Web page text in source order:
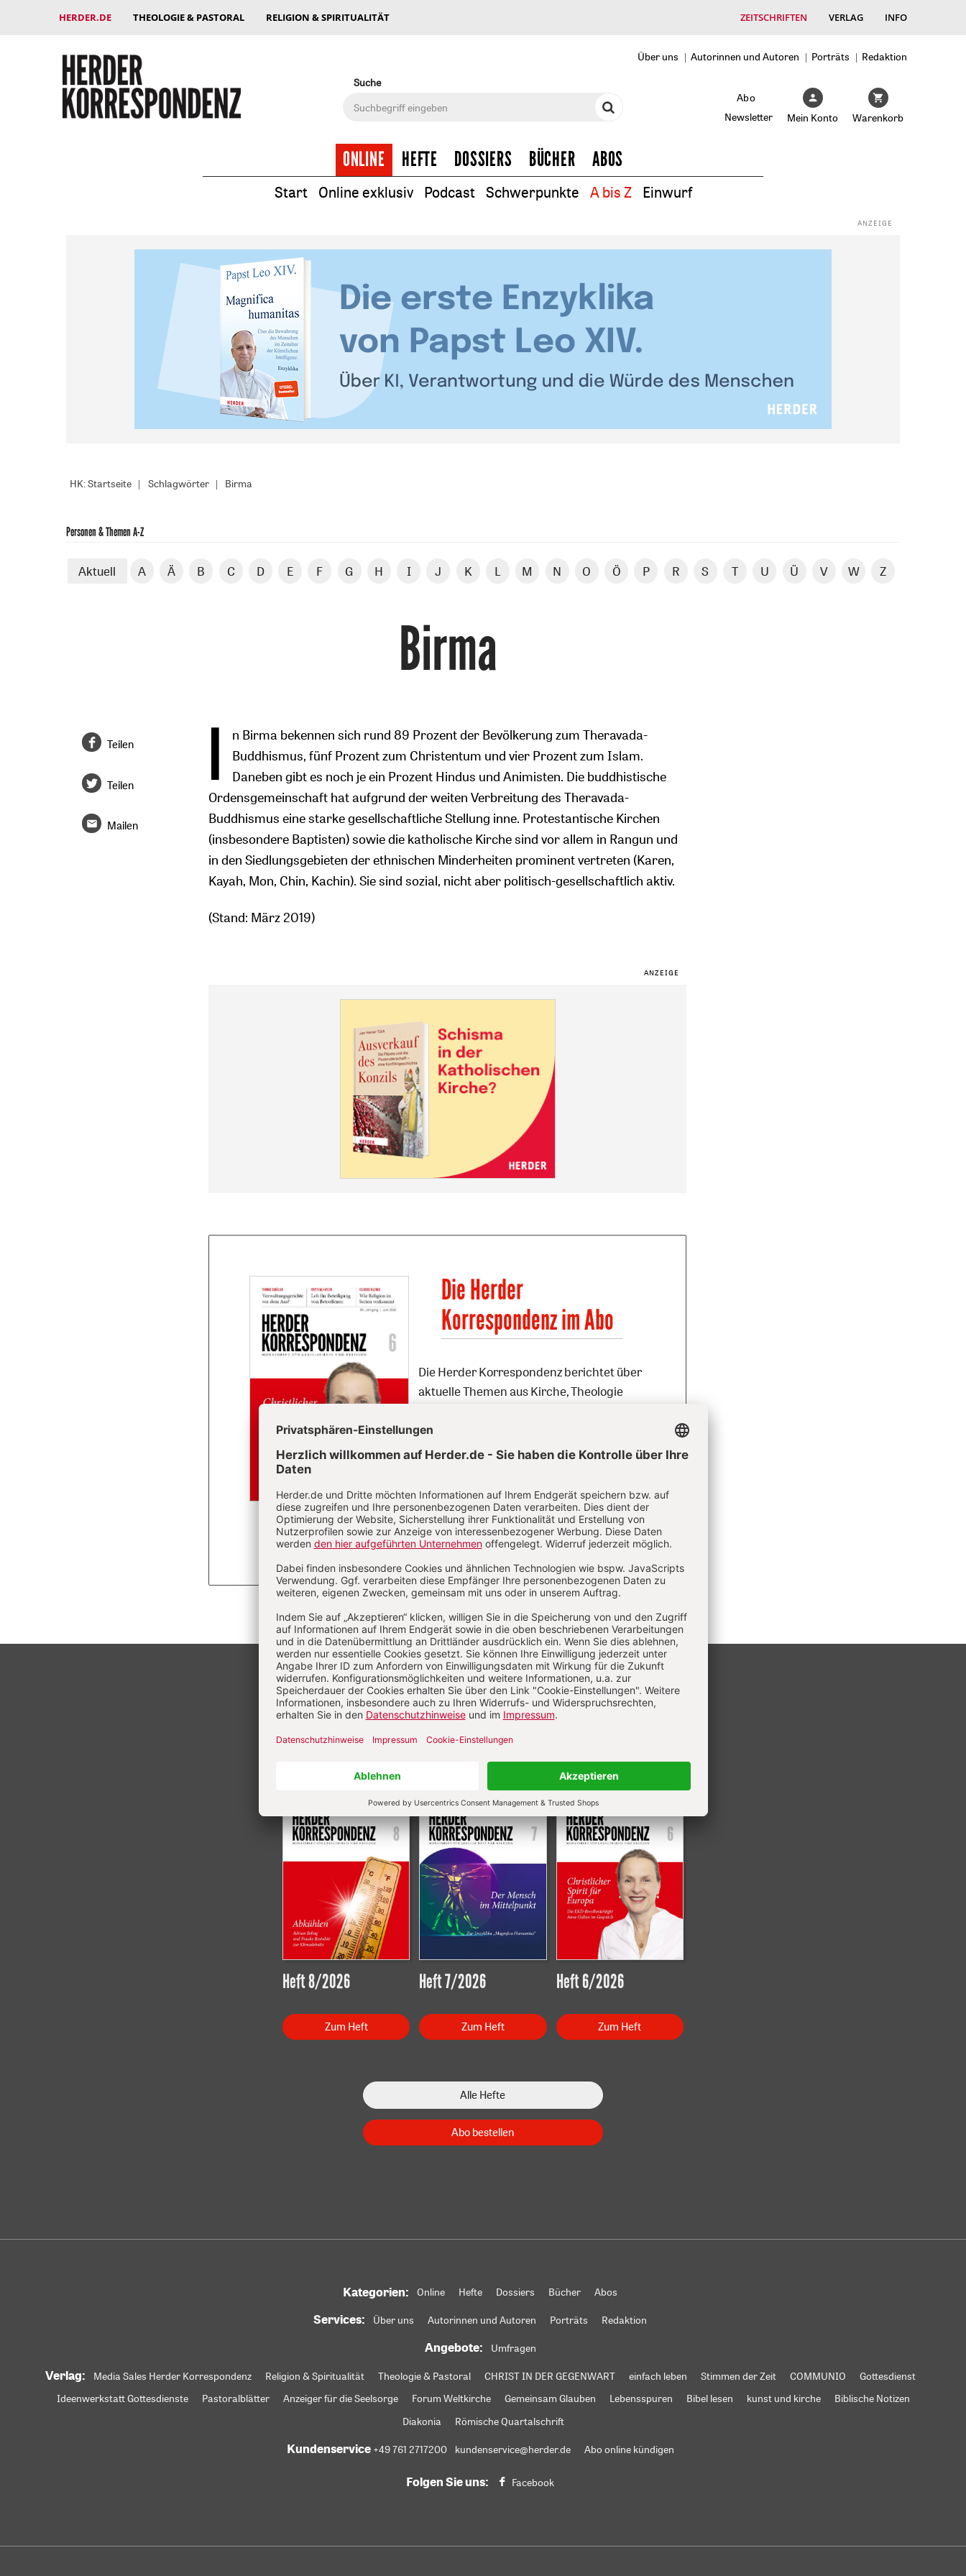
HERDER.DE THEOLOGIE & PASTORAL RELIGION & SPIRITUALITÄT ZEITSCHRIFTEN VERLAG INFO
Über uns Autorinnen und Autoren Porträts
Redaktion
Suche
Abo
Newsletter
Mein Konto Warenkorb
ONLINE HEFTE DOSSIERS BÜCHER ABOS
Start Online exklusiv Podcast Schwerpunkte A bis Z Einwurf
HK: Startseite Schlagwörter Birma
Personen & Themen A-Z
Aktuell A Ä B C D E F G H I J K L M N O Ö P R S T U Ü V W Z
Birma
I
n Birma bekennen sich rund 89 Prozent der Bevölkerung zum Theravada-
Buddhismus, fünf Prozent zum Christentum und vier Prozent zum Islam.
Daneben gibt es noch je ein Prozent Hindus und Animisten. Die buddhistische
Ordensgemeinschaft hat aufgrund der weiten Verbreitung des Theravada-
Buddhismus eine starke gesellschaftliche Stellung inne. Protestantische Kirchen
(insbesondere Baptisten) sowie die katholische Kirche sind vor allem in Rangun und
in den Siedlungsgebieten der ethnischen Minderheiten prominent vertreten (Karen,
Kayah, Mon, Chin, Kachin). Sie sind sozial, nicht aber politisch-gesellschaftlich aktiv.
(Stand: März 2019)
Die Herder
Korrespondenz im Abo
Die Herder Korrespondenz berichtet über
aktuelle Themen aus Kirche, Theologie
gesellschaftlichen und kulturellen
Umfeld.
Jetzt gratis testen
Teilen
Teilen
Mailen
Überschrift
Aktuelle Hefte
Heft 8/2026
Zum Heft
Heft 7/2026
Zum Heft
Heft 6/2026
Zum Heft
Alle Hefte
Abo bestellen
Kategorien: Online Hefte Dossiers Bücher Abos
Services: Über uns Autorinnen und Autoren Porträts Redaktion
Angebote: Umfragen
Verlag: Media Sales Herder Korrespondenz Religion & Spiritualität Theologie & Pastoral CHRIST IN DER GEGENWART einfach leben Stimmen der Zeit COMMUNIO
Gottesdienst
Ideenwerkstatt Gottesdienste
Pastoralblätter Anzeiger für die Seelsorge Forum Weltkirche Gemeinsam Glauben Lebensspuren Bibel lesen kunst und kirche
Biblische Notizen
Diakonia
Römische Quartalschrift
Kundenservice +49 761 2717200 kundenservice@herder.de Abo online kündigen
Folgen Sie uns: Facebook